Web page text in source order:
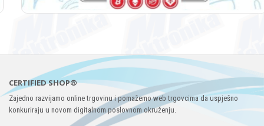
CERTIFIED SHOP®
Zajedno razvijamo online trgovinu i pomažemo web trgovcima da uspješno
konkuriraju u novom digitalnom poslovnom okruženju.